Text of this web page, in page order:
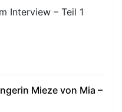
Interview – Teil 1
Mieze von Mia –